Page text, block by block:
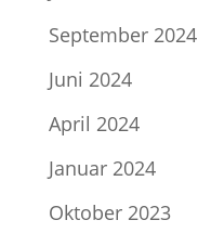
September 2024
Juni 2024
April 2024
Januar 2024
Oktober 2023